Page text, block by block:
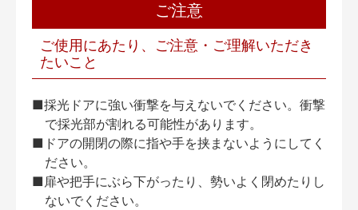
ご注意
ご使用にあたり、ご注意・ご理解いただき
たいこと
■採光ドアに強い衝撃を与えないでください。衝撃
で採光部が割れる可能性があります。
■ドアの開閉の際に指や手を挟まないようにしてく
ださい。
■扉や把手にぶら下がったり、勢いよく閉めたりし
ないでください。